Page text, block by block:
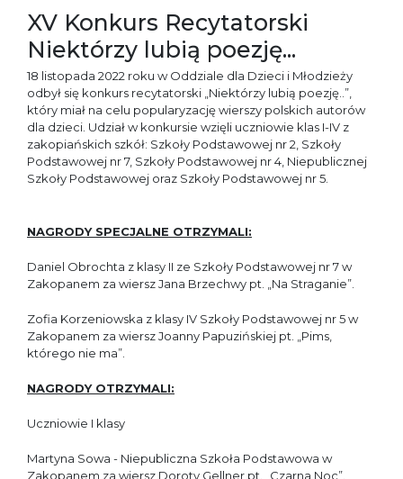
XV Konkurs Recytatorski
Niektórzy lubią poezję...
18 listopada 2022 roku w Oddziale dla Dzieci i Młodzieży
odbył się konkurs recytatorski „Niektórzy lubią poezję..”,
który miał na celu popularyzację wierszy polskich autorów
dla dzieci. Udział w konkursie wzięli uczniowie klas I-IV z
zakopiańskich szkół: Szkoły Podstawowej nr 2, Szkoły
Podstawowej nr 7, Szkoły Podstawowej nr 4, Niepublicznej
Szkoły Podstawowej oraz Szkoły Podstawowej nr 5.
NAGRODY SPECJALNE OTRZYMALI:
Daniel Obrochta z klasy II ze Szkoły Podstawowej nr 7 w
Zakopanem za wiersz Jana Brzechwy pt. „Na Straganie”.
Zofia Korzeniowska z klasy IV Szkoły Podstawowej nr 5 w
Zakopanem za wiersz Joanny Papuzińskiej pt. „Pims,
którego nie ma”.
NAGRODY OTRZYMALI:
Uczniowie I klasy
Martyna Sowa - Niepubliczna Szkoła Podstawowa w
Zakopanem za wiersz Doroty Gellner pt. „Czarna Noc”.